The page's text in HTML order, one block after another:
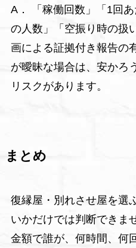
A． 「稼働回数」「1回
の人数」「空振り時の扱
画による証拠付き報告の
が曖昧な場合は、安かろ
リスクがあります。
まとめ
復縁屋・別れさせ屋を選
いかだけでは判断できま
金額で誰が、何時間、何